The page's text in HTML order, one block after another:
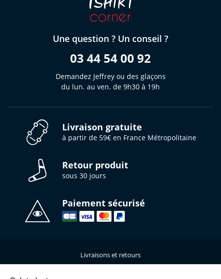
Une question ? Un conseil ?
03 44 54 00 92
Demandez Jeffrey ou des glaçons
du lun. au ven. de 9h30 à 19h
Livraison gratuite
à partir de 59€ en France Métropolitaine
Retour produit
sous 30 jours
Paiement sécurisé
Livraisons et retours
Qui sommes-nous ?